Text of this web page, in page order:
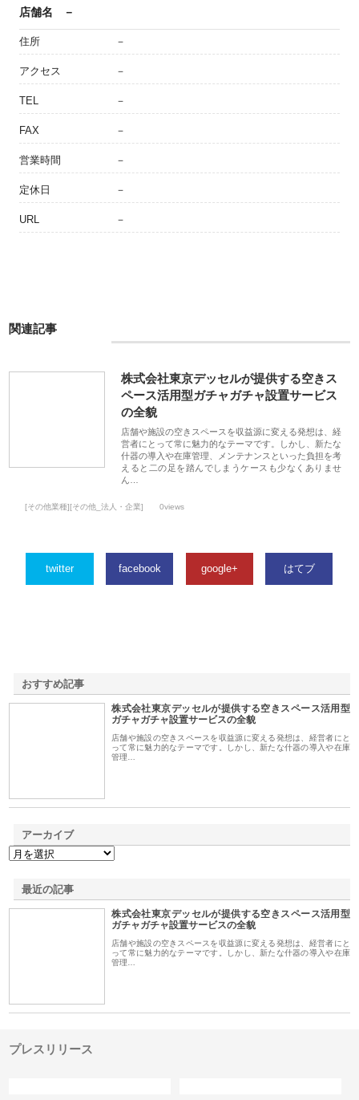
店舗名 －
住所 －
アクセス －
TEL －
FAX －
営業時間 －
定休日 －
URL －
関連記事
株式会社東京デッセルが提供する空きス
ペース活用型ガチャガチャ設置サービス
の全貌
店舗や施設の空きスペースを収益源に変える発想は、経
営者にとって常に魅力的なテーマです。しかし、新たな
什器の導入や在庫管理、メンテナンスといった負担を考
えると二の足を踏んでしまうケースも少なくありませ
ん…
[その他業種][その他_法人・企業] 0views
twitter facebook google+ はてブ
おすすめ記事
株式会社東京デッセルが提供する空きスペース活用型
ガチャガチャ設置サービスの全貌
店舗や施設の空きスペースを収益源に変える発想は、経営者にと
って常に魅力的なテーマです。しかし、新たな什器の導入や在庫
管理…
アーカイブ
最近の記事
株式会社東京デッセルが提供する空きスペース活用型
ガチャガチャ設置サービスの全貌
店舗や施設の空きスペースを収益源に変える発想は、経営者にと
って常に魅力的なテーマです。しかし、新たな什器の導入や在庫
管理…
プレスリリース